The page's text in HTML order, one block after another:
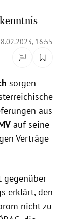
16:55
sorgen
aus
auf seine
Verträge
gegenüber
erklärt, den
nicht zu